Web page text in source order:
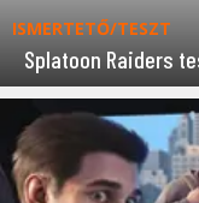
ISMERTETŐ/TESZT
Splatoon Raiders